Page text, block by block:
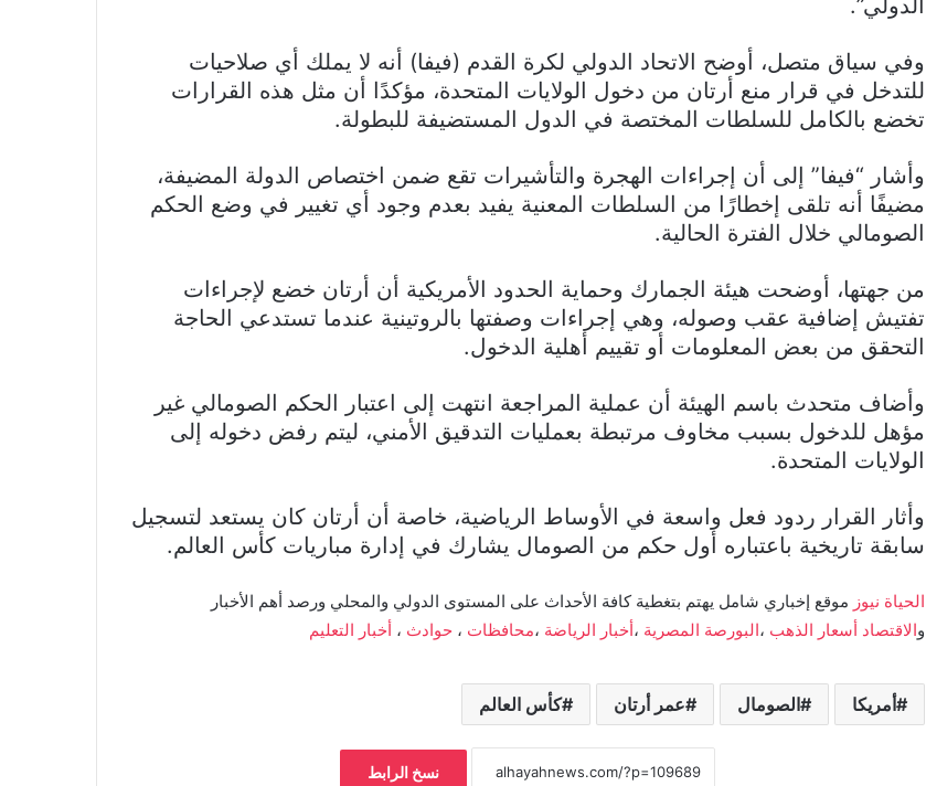
الدولي”.
وفي سياق متصل، أوضح الاتحاد الدولي لكرة القدم (فيفا) أنه لا يملك أي صلاحيات
للتدخل في قرار منع أرتان من دخول الولايات المتحدة، مؤكدًا أن مثل هذه القرارات
تخضع بالكامل للسلطات المختصة في الدول المستضيفة للبطولة.
وأشار “فيفا” إلى أن إجراءات الهجرة والتأشيرات تقع ضمن اختصاص الدولة المضيفة،
مضيفًا أنه تلقى إخطارًا من السلطات المعنية يفيد بعدم وجود أي تغيير في وضع الحكم
الصومالي خلال الفترة الحالية.
من جهتها، أوضحت هيئة الجمارك وحماية الحدود الأمريكية أن أرتان خضع لإجراءات
تفتيش إضافية عقب وصوله، وهي إجراءات وصفتها بالروتينية عندما تستدعي الحاجة
التحقق من بعض المعلومات أو تقييم أهلية الدخول.
وأضاف متحدث باسم الهيئة أن عملية المراجعة انتهت إلى اعتبار الحكم الصومالي غير
مؤهل للدخول بسبب مخاوف مرتبطة بعمليات التدقيق الأمني، ليتم رفض دخوله إلى
الولايات المتحدة.
وأثار القرار ردود فعل واسعة في الأوساط الرياضية، خاصة أن أرتان كان يستعد لتسجيل
سابقة تاريخية باعتباره أول حكم من الصومال يشارك في إدارة مباريات كأس العالم.
الحياة نيوز موقع إخباري شامل يهتم بتغطية كافة الأحداث على المستوى الدولي والمحلي ورصد أهم الأخبار
والاقتصاد أسعار الذهب ،البورصة المصرية ،أخبار الرياضة ،محافظات ، حوادث ، أخبار التعليم
أمريكا الصومال عمر أرتان كأس العالم
نسخ الرابط